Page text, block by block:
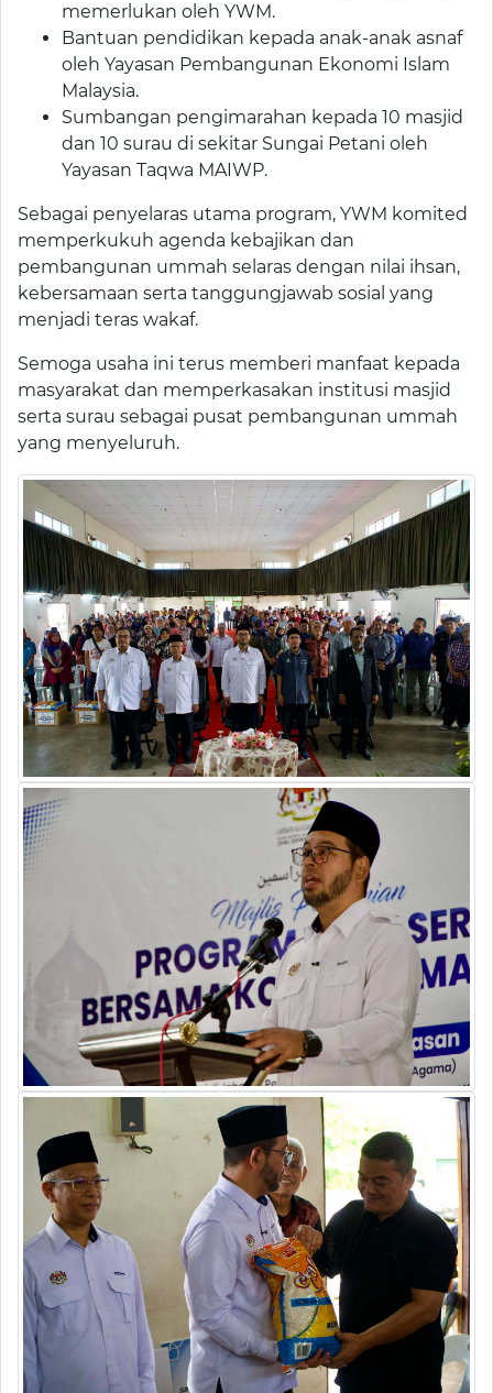
memerlukan oleh YWM.
Bantuan pendidikan kepada anak-anak asnaf
oleh Yayasan Pembangunan Ekonomi Islam
Malaysia.
Sumbangan pengimarahan kepada 10 masjid
dan 10 surau di sekitar Sungai Petani oleh
Yayasan Taqwa MAIWP.
Sebagai penyelaras utama program, YWM komited
memperkukuh agenda kebajikan dan
pembangunan ummah selaras dengan nilai ihsan,
kebersamaan serta tanggungjawab sosial yang
menjadi teras wakaf.
Semoga usaha ini terus memberi manfaat kepada
masyarakat dan memperkasakan institusi masjid
serta surau sebagai pusat pembangunan ummah
yang menyeluruh.